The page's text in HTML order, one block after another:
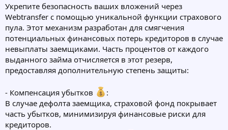
Укрепите безопасность ваших вложений через
Webtransfer с помощью уникальной функции страхового
пула. Этот механизм разработан для смягчения
потенциальных финансовых потерь кредиторов в случае
невыплаты заемщиками. Часть процентов от каждого
выданного займа отчисляется в этот резерв,
предоставляя дополнительную степень защиты:
- Компенсация убытков
:
В случае дефолта заемщика, страховой фонд покрывает
часть убытков, минимизируя финансовые риски для
кредиторов.